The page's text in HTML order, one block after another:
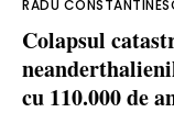
RADU
Colapsul
cu 110.000 de